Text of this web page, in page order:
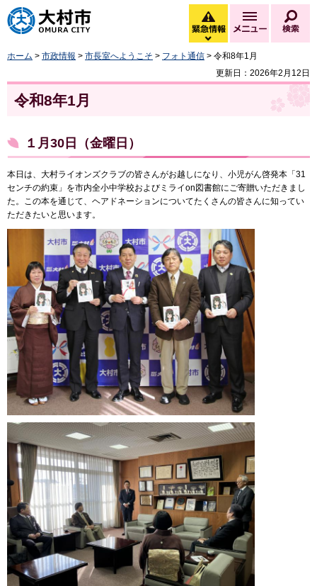
大村市
緊急情報
緊急情報を開く
メニュー
ホーム > 市政情報 > 市長室へようこそ > フォト通信 > 令和8年1月
更新日：2026年2月12日
令和8年1月
１月30日（金曜日）
本日は、大村ライオンズクラブの皆さんがお越しになり、小児がん啓発本「31
センチの約束」を市内全小中学校およびミライon図書館にご寄贈いただきまし
た。この本を通じて、ヘアドネーションについてたくさんの皆さんに知ってい
ただきたいと思います。